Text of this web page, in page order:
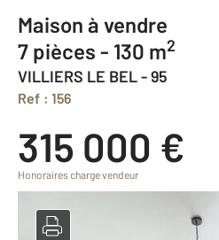
Maison à vendre
7 pièces - 130 m2
VILLIERS LE BEL - 95
Ref : 156
315 000 €
Honoraires charge vendeur